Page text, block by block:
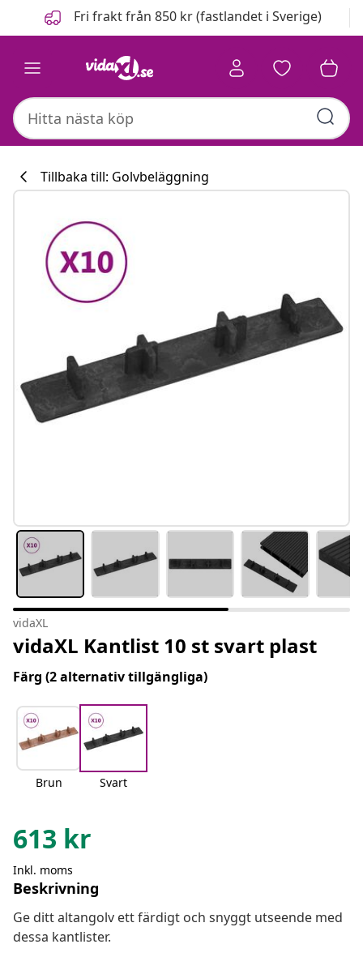
FöregåendeFri frakt från 850 kr (fastlandet i Sverige)
Tillbaka till: Golvbeläggning
vidaXL
vidaXL Kantlist 10 st svart plast
Färg (2 alternativ tillgängliga)
Brun Svart
613 kr
Inkl. moms
Beskrivning
Ge ditt altangolv ett färdigt och snyggt utseende med
dessa kantlister.